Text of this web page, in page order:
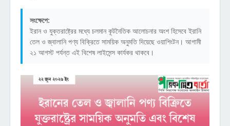
সংক্ষেপে:
ইরান ও যুক্তরাষ্ট্রের মধ্যে চলমান কূটনৈতিক আলোচনার অংশ হিসেবে ইরানি
তেল ও জ্বালানি পণ্য বিক্রিতে সাময়িক অনুমতি দিয়েছে ওয়াশিংটন। আগামী
২১ আগস্ট পর্যন্ত এই বিশেষ লাইসেন্স কার্যকর থাকবে।